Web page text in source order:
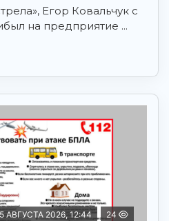
Егор Ковальчук с
на предприятие ...
5 АВГУСТА 2026, 12:44 24